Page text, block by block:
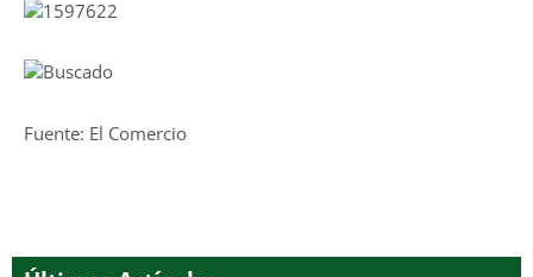
Fuente: El Comercio